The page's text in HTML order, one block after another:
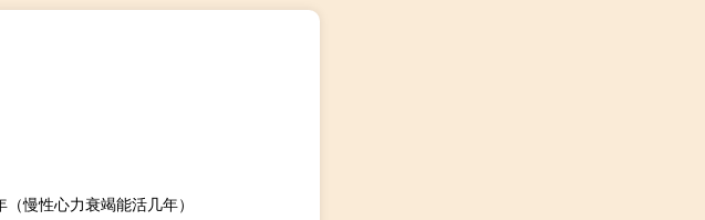
慢性心力衰竭能活几年）